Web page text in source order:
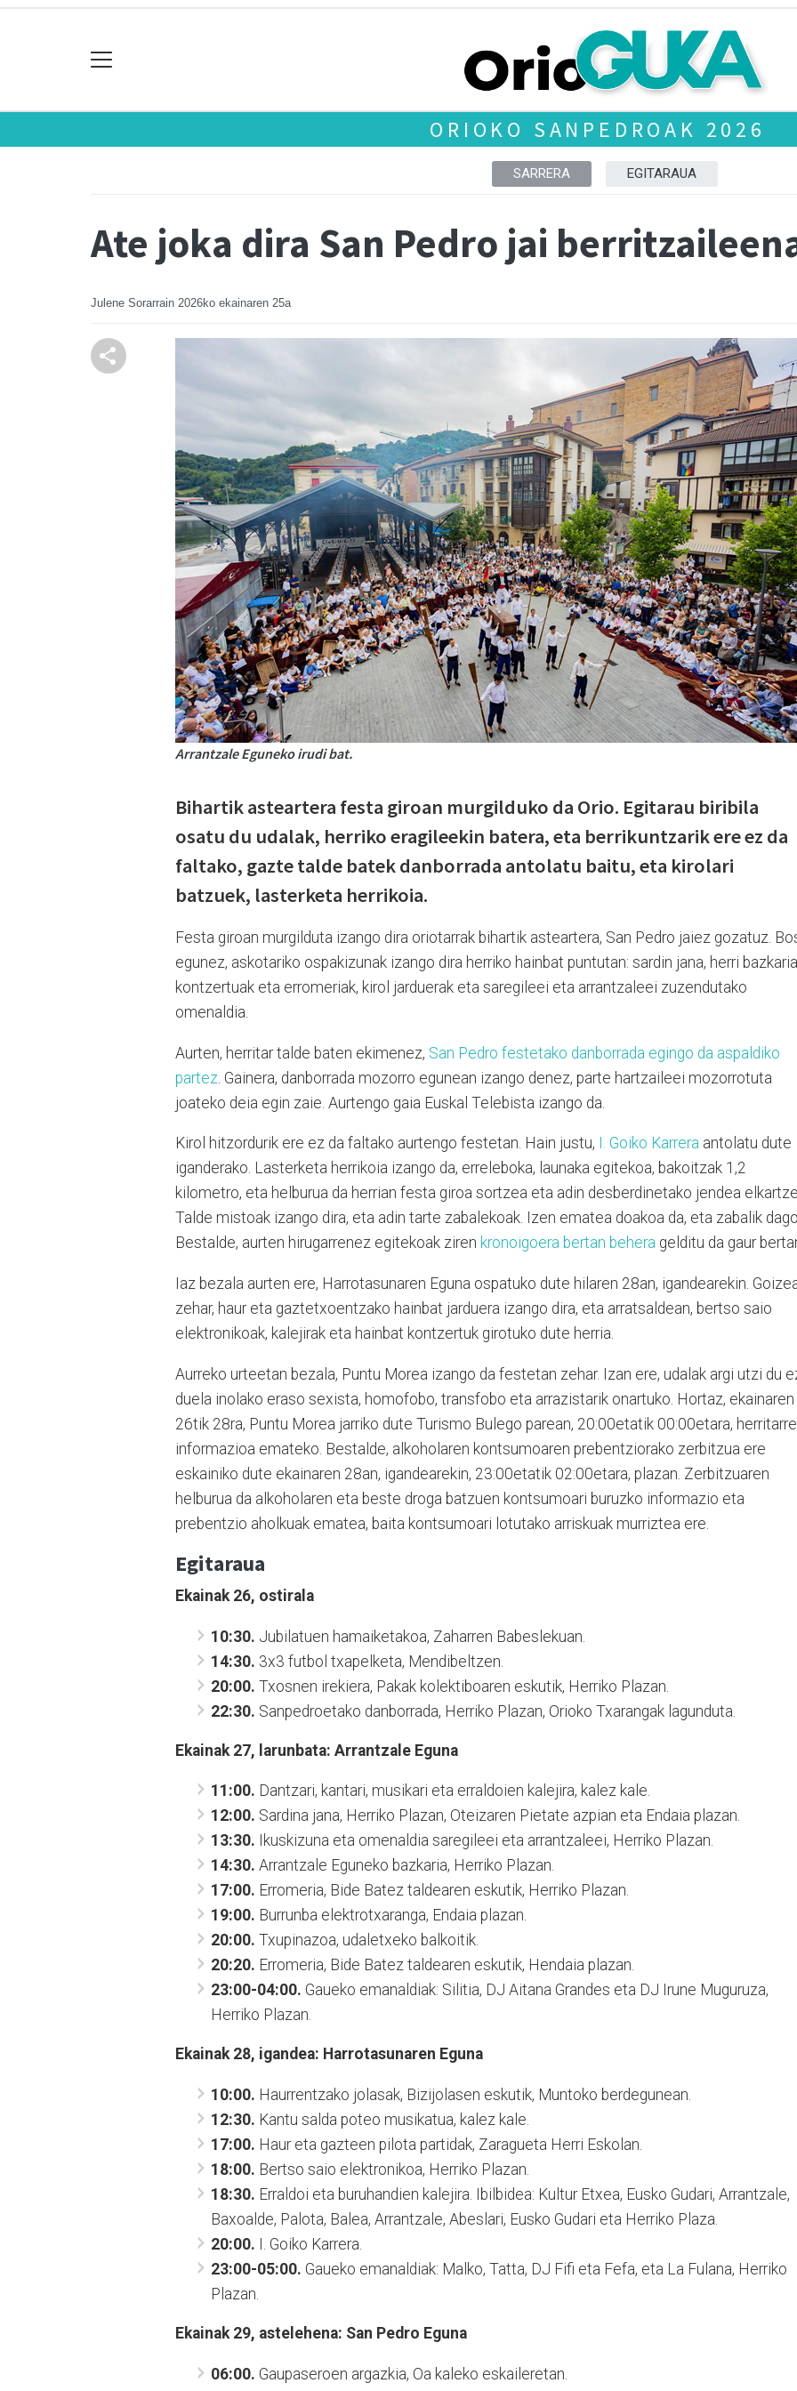
ORIOKO SANPEDROAK 2026
SARRERA EGITARAUA
Ate joka dira San Pedro jai
Julene Sorarrain 2026ko ekainaren 25a
Arrantzale Eguneko irudi bat.
Bihartik asteartera festa giroan murgilduko da Orio. Egitarau biribila
osatu du udalak, herriko eragileekin batera, eta berrikuntzarik ere ez da
faltako, gazte talde batek danborrada antolatu baitu, eta kirolari
batzuek, lasterketa herrikoia.
Festa giroan murgilduta izango dira oriotarrak bihartik asteartera, San Pedro jaiez gozatuz.
egunez, askotariko ospakizunak izango dira herriko hainbat puntutan: sardin jana, herri
kontzertuak eta erromeriak, kirol jarduerak eta saregileei eta arrantzaleei zuzendutako
omenaldia.
Aurten, herritar talde baten ekimenez, San Pedro festetako danborrada egingo da aspaldiko
partez . Gainera, danborrada mozorro egunean izango denez, parte hartzaileei mozorrotuta
joateko deia egin zaie. Aurtengo gaia Euskal Telebista izango da.
Kirol hitzordurik ere ez da faltako aurtengo festetan. Hain justu, I. Goiko Karrera antolatu dute
iganderako. Lasterketa herrikoia izango da, erreleboka, launaka egitekoa, bakoitzak 1,2
kilometro, eta helburua da herrian festa giroa sortzea eta adin desberdinetako jendea
Talde mistoak izango dira, eta adin tarte zabalekoak. Izen ematea doakoa da, eta zabalik
Bestalde, aurten hirugarrenez egitekoak ziren kronoigoera bertan behera gelditu da gaur
Iaz bezala aurten ere, Harrotasunaren Eguna ospatuko dute hilaren 28an, igandearekin.
zehar, haur eta gaztetxoentzako hainbat jarduera izango dira, eta arratsaldean, bertso saio
elektronikoak, kalejirak eta hainbat kontzertuk girotuko dute herria.
Aurreko urteetan bezala, Puntu Morea izango da festetan zehar. Izan ere, udalak argi utzi du
duela inolako eraso sexista, homofobo, transfobo eta arrazistarik onartuko. Hortaz, ekainaren
26tik 28ra, Puntu Morea jarriko dute Turismo Bulego parean, 20:00etatik 00:00etara,
informazioa emateko. Bestalde, alkoholaren kontsumoaren prebentziorako zerbitzua ere
eskainiko dute ekainaren 28an, igandearekin, 23:00etatik 02:00etara, plazan. Zerbitzuaren
helburua da alkoholaren eta beste droga batzuen kontsumoari buruzko informazio eta
prebentzio aholkuak ematea, baita kontsumoari lotutako arriskuak murriztea ere.
Egitaraua
Ekainak 26, ostirala
10:30. Jubilatuen hamaiketakoa, Zaharren Babeslekuan.
14:30. 3x3 futbol txapelketa, Mendibeltzen.
20:00. Txosnen irekiera, Pakak kolektiboaren eskutik, Herriko Plazan.
22:30. Sanpedroetako danborrada, Herriko Plazan, Orioko Txarangak lagunduta.
Ekainak 27, larunbata: Arrantzale Eguna
11:00. Dantzari, kantari, musikari eta erraldoien kalejira, kalez kale.
12:00. Sardina jana, Herriko Plazan, Oteizaren Pietate azpian eta Endaia plazan.
13:30. Ikuskizuna eta omenaldia saregileei eta arrantzaleei, Herriko Plazan.
14:30. Arrantzale Eguneko bazkaria, Herriko Plazan.
17:00. Erromeria, Bide Batez taldearen eskutik, Herriko Plazan.
19:00. Burrunba elektrotxaranga, Endaia plazan.
20:00. Txupinazoa, udaletxeko balkoitik.
20:20. Erromeria, Bide Batez taldearen eskutik, Hendaia plazan.
23:00-04:00. Gaueko emanaldiak: Silitia, DJ Aitana Grandes eta DJ Irune Muguruza,
Herriko Plazan.
Ekainak 28, igandea: Harrotasunaren Eguna
10:00. Haurrentzako jolasak, Bizijolasen eskutik, Muntoko berdegunean.
12:30. Kantu salda poteo musikatua, kalez kale.
17:00. Haur eta gazteen pilota partidak, Zaragueta Herri Eskolan.
18:00. Bertso saio elektronikoa, Herriko Plazan.
18:30. Erraldoi eta buruhandien kalejira. Ibilbidea: Kultur Etxea, Eusko Gudari, Arrantzale,
Baxoalde, Palota, Balea, Arrantzale, Abeslari, Eusko Gudari eta Herriko Plaza.
20:00. I. Goiko Karrera.
23:00-05:00. Gaueko emanaldiak: Malko, Tatta, DJ Fifi eta Fefa, eta La Fulana, Herriko
Plazan.
Ekainak 29, astelehena: San Pedro Eguna
06:00. Gaupaseroen argazkia, Oa kaleko eskaileretan.